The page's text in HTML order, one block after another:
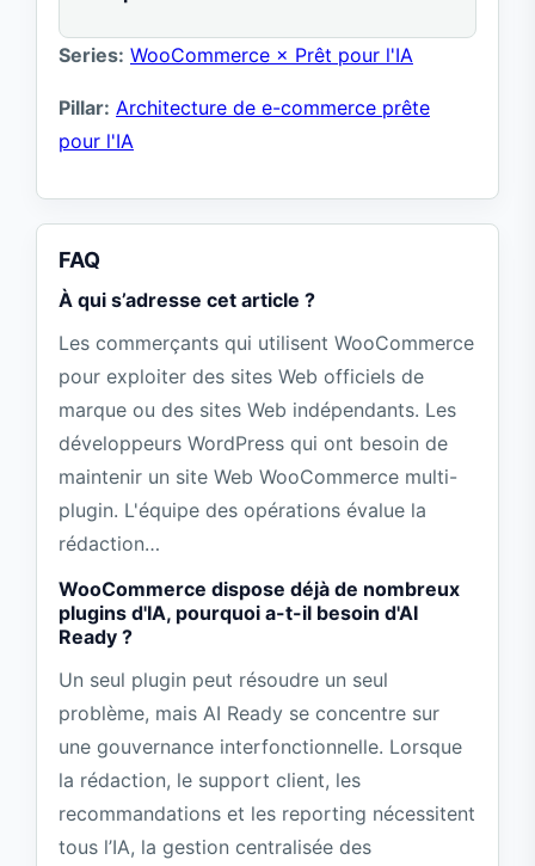
Series: WooCommerce × Prêt pour l'IA
Pillar: Architecture de e-commerce prête
pour l'IA
FAQ
À qui s’adresse cet article ?
Les commerçants qui utilisent WooCommerce
pour exploiter des sites Web officiels de
marque ou des sites Web indépendants. Les
développeurs WordPress qui ont besoin de
maintenir un site Web WooCommerce multi-
plugin. L'équipe des opérations évalue la
rédaction…
WooCommerce dispose déjà de nombreux
plugins d'IA, pourquoi a-t-il besoin d'AI
Ready ?
Un seul plugin peut résoudre un seul
problème, mais AI Ready se concentre sur
une gouvernance interfonctionnelle. Lorsque
la rédaction, le support client, les
recommandations et les reporting nécessitent
tous l’IA, la gestion centralisée des